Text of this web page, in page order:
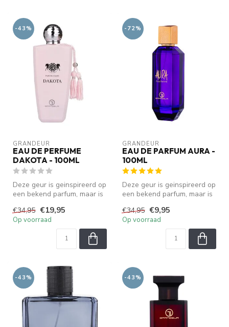
-43%
GRANDEUR
EAU DE PERFUME
DAKOTA - 100ML
Deze geur is geinspireerd op
een bekend parfum, maar is
€34,95 €19,95
Op voorraad
-72%
GRANDEUR
EAU DE PARFUM AURA -
100ML
Deze geur is geinspireerd op
een bekend parfum, maar is
€34,95 €9,95
Op voorraad
-43% -43%